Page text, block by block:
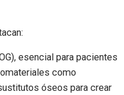
esencial para pacientes
como
óseos para crear